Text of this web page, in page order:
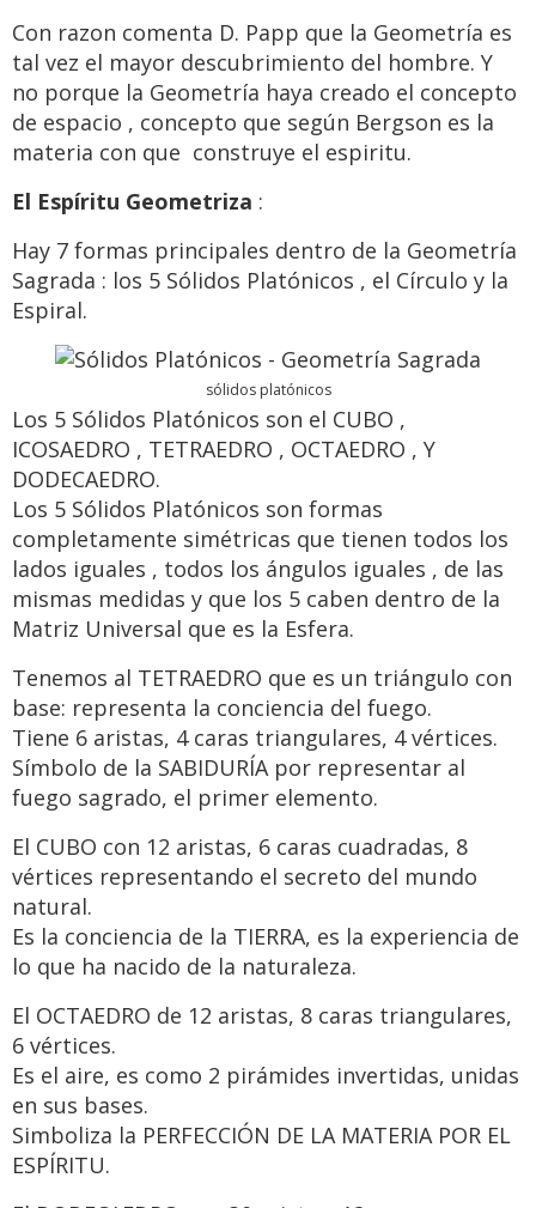
Con razon comenta D. Papp que la Geometría es
tal vez el mayor descubrimiento del hombre. Y
no porque la Geometría haya creado el concepto
de espacio , concepto que según Bergson es la
materia con que construye el espiritu.
El Espíritu Geometriza :
Hay 7 formas principales dentro de la Geometría
Sagrada : los 5 Sólidos Platónicos , el Círculo y la
Espiral.
sólidos platónicos
Los 5 Sólidos Platónicos son el CUBO ,
ICOSAEDRO , TETRAEDRO , OCTAEDRO , Y
DODECAEDRO.
Los 5 Sólidos Platónicos son formas
completamente simétricas que tienen todos los
lados iguales , todos los ángulos iguales , de las
mismas medidas y que los 5 caben dentro de la
Matriz Universal que es la Esfera.
Tenemos al TETRAEDRO que es un triángulo con
base: representa la conciencia del fuego.
Tiene 6 aristas, 4 caras triangulares, 4 vértices.
Símbolo de la SABIDURÍA por representar al
fuego sagrado, el primer elemento.
El CUBO con 12 aristas, 6 caras cuadradas, 8
vértices representando el secreto del mundo
natural.
Es la conciencia de la TIERRA, es la experiencia de
lo que ha nacido de la naturaleza.
El OCTAEDRO de 12 aristas, 8 caras triangulares,
6 vértices.
Es el aire, es como 2 pirámides invertidas, unidas
en sus bases.
Simboliza la PERFECCIÓN DE LA MATERIA POR EL
ESPÍRITU.